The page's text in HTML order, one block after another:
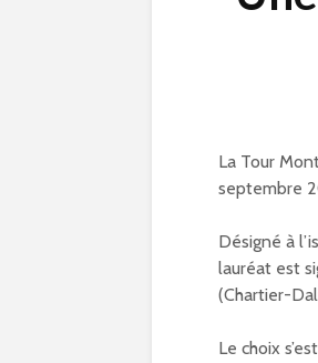
La Tour
septembre
Désigné à
lauréat est
(Chartier-
Le choix